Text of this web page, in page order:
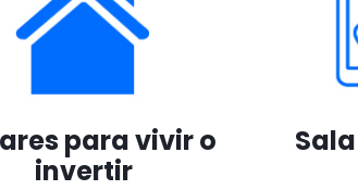
para vivir o
invertir